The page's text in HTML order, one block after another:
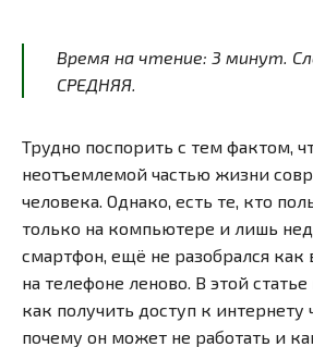
Время на чтение: 3 минут .
СРЕДНЯЯ.
Трудно поспорить с тем фактом,
неотъемлемой частью жизни
человека. Однако, есть те, кто
только на компьютере и лишь
смартфон, ещё не разобрался
на телефоне леново. В этой
как получить доступ к интернету
почему он может не работать и